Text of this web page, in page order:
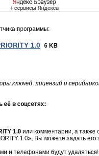
программы:
1.0 6 KB
ключей, лицензий и
её в соцсетях:
1.0 или комментарии, а также
1.0», Вы можете задать его
и телефонами будут удаляться!